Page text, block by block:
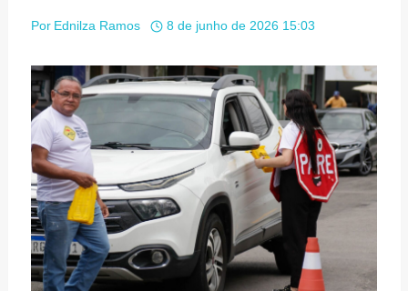
Por Ednilza Ramos 8 de junho de 2026 15:03